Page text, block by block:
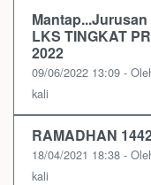
LKS TINGKAT
2022
09/06/2022 13:09 -
kali
RAMADHAN
18/04/2021 18:38 -
kali